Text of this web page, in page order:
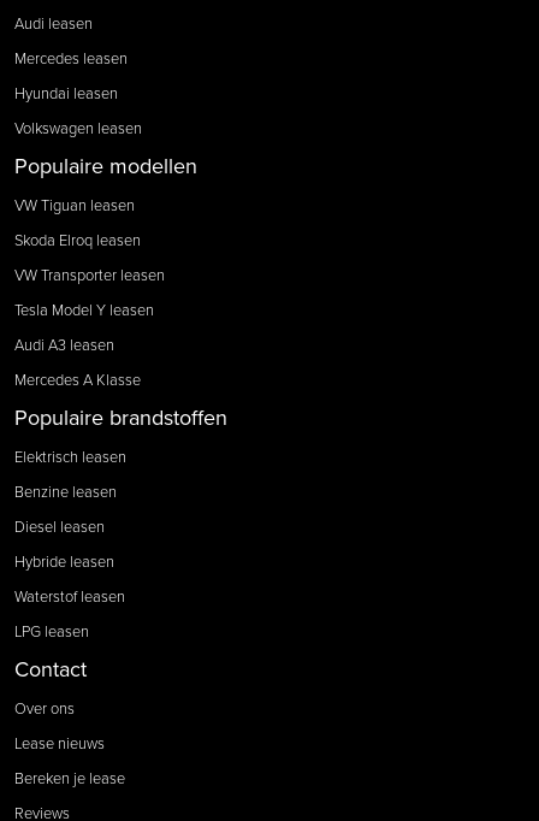
Audi leasen
Mercedes leasen
Hyundai leasen
Volkswagen leasen
Populaire modellen
VW Tiguan leasen
Skoda Elroq leasen
VW Transporter leasen
Tesla Model Y leasen
Audi A3 leasen
Mercedes A Klasse
Populaire brandstoffen
Elektrisch leasen
Benzine leasen
Diesel leasen
Hybride leasen
Waterstof leasen
LPG leasen
Contact
Over ons
Lease nieuws
Bereken je lease
Reviews